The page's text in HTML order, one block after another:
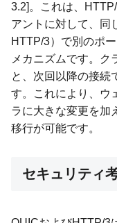
3.2]。これは、
アントに対して、同
HTTP/3）で別のポ
メカニズムです。ク
と、次回以降の接続
す。これにより、ウ
ラに大きな変更を加
移行が可能です。
セキュリティ